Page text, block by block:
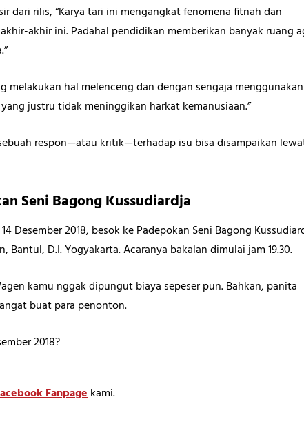
dari rilis, “Karya tari ini mengangkat fenomena fitnah dan
akhir ini. Padahal pendidikan memberikan banyak ruang
hal melenceng dan dengan sengaja menggunakan
justru tidak meninggikan harkat kemanusiaan.”
respon—atau kritik—terhadap isu bisa disampaikan
Seni Bagong Kussudiardja
Desember 2018, besok ke Padepokan Seni Bagong
Bantul, D.I. Yogyakarta. Acaranya bakalan dimulai jam 19.30.
kamu nggak dipungut biaya sepeser pun. Bahkan, panita
buat para penonton.
2018?
Fanpagekami.